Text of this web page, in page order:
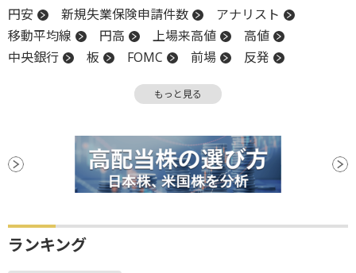
円安 新規失業保険申請件数
アナリスト
移動平均線
円高 上場来高値
高値
中央銀行
板 FOMC 前場
反発
堅調 後場
もっと見る
ランキング